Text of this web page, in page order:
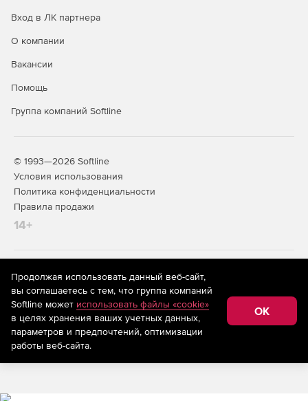
ИБ.Панель мониторинга, автоматизированная
генерация отчетов в разных форматах, детальный
данных. Поддержка SMTP‑оповещений, передача
с внешними системами мониторинга.
агентов, автономная работа агентов без связи с
сервером, кластеризация сервера управления и
поддержка кластерных конфигураций СУБД.
Соответствие регуляторным
Сертификация ФСТЭК России.
Сертификация ОАЦ Республики Беларусь.
Вход в ЛК партнера
О компании
Вакансии
Помощь
Группа компаний Softline
© 1993—2026 Softline
Условия использования
Политика конфиденциальности
Правила продажи
14+
На информационном ресурсе store.softline.ru применяются
рекомендательные технологии
(информационные технологии
предоставления информации на основе сбора,
систематизации и анализа сведений, относящихся к
предпочтениям пользователей сети «Интернет»,
находящихся на территории Российской Федерации)
Продолжая использовать данный веб-сайт,
вы соглашаетесь с тем, что группа компаний
Softline может использовать файлы «cookie»
в целях хранения ваших учетных данных,
параметров и предпочтений, оптимизации
работы веб-сайта.
OK